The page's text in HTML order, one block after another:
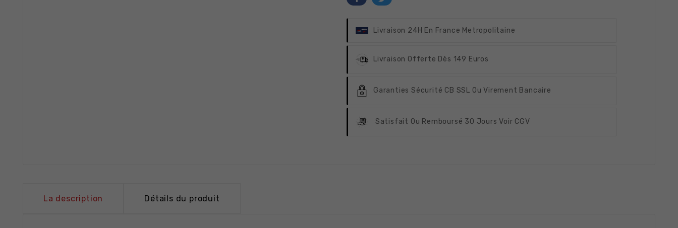
Livraison 24H En France Metropolitaine
Livraison Offerte Dès 149 Euros
Garanties Sécurité CB SSL Ou Virement Bancaire
Satisfait Ou Remboursé 30 Jours Voir CGV
La description Détails du produit